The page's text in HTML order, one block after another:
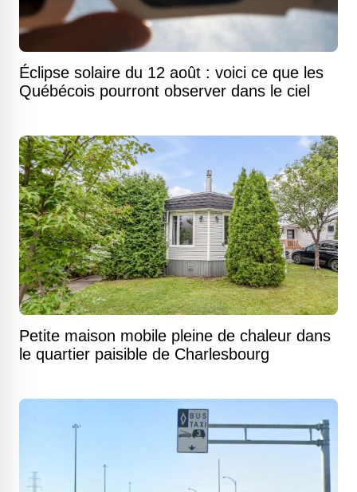
Éclipse solaire du 12 août : voici ce que les
Québécois pourront observer dans le ciel
Petite maison mobile pleine de chaleur dans
le quartier paisible de Charlesbourg